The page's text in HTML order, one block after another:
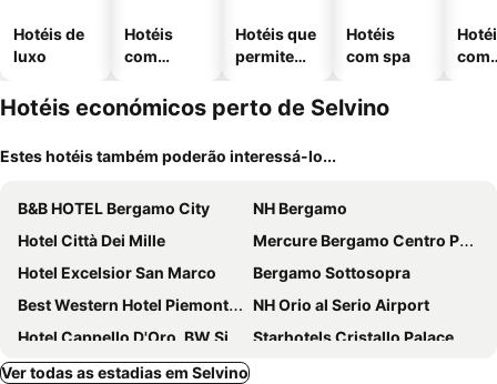
Hotéis de
luxo
Hotéis
com
Hotéis que
permitem
Hotéis
com spa
com
Hotéis económicos perto de Selvino
Estes hotéis também poderão interessá-lo...
B&B HOTEL Bergamo City
NH Bergamo
Hotel Città Dei Mille
Mercure Bergamo Centro Palazzo Dolci
Hotel Excelsior San Marco
Bergamo Sottosopra
Best Western Hotel Piemontese
NH Orio al Serio Airport
Hotel Cappello D'Oro, BW Signature Collection
Starhotels Cristallo Palace
Palazzo Santo Spirito
Ver todas as estadias em Selvino